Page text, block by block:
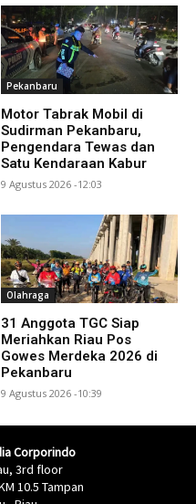
Pekanbaru
Motor Tabrak Mobil di
Sudirman Pekanbaru,
Pengendara Tewas dan
Satu Kendaraan Kabur
9 Agustus 2026 -12:03
Olahraga
31 Anggota TGC Siap
Meriahkan Riau Pos
Gowes Merdeka 2026 di
Pekanbaru
9 Agustus 2026 -10:39
Corporindo
3rd floor
10.5 Tampan